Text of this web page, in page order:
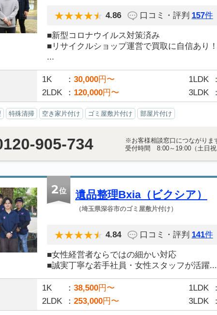
4.86 口コミ・評判 157件
■新型コロナウイルス対策済み
■リサイクルショップ運営で買取に自信あり！
...
1K 30,000円〜 1LDK
2LDK
120,000円〜 3LDK
特殊清掃 空き家片付け ゴミ屋敷片付け 部屋片付け
905-734
※お客様相談窓口につながりま
受付時間 8:00～19:00（土日祝
2位 遺品整理Bxia（ビクシア）
（埼玉県深谷市のゴミ屋敷片付け）
4.84 口コミ・評判 141件
■女性経営者ならではの細かい対応
■誠実丁寧な若手社員・女性スタッフが活躍...
1K 38,500円〜 1LDK
2LDK
253,000円〜 3LDK